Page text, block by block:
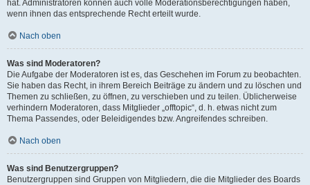
hat. Administratoren können auch volle Moderationsberechtigungen haben,
wenn ihnen das entsprechende Recht erteilt wurde.
Nach oben
Was sind Moderatoren?
Die Aufgabe der Moderatoren ist es, das Geschehen im Forum zu beobachten.
Sie haben das Recht, in ihrem Bereich Beiträge zu ändern und zu löschen und
Themen zu schließen, zu öffnen, zu verschieben und zu teilen. Üblicherweise
verhindern Moderatoren, dass Mitglieder „offtopic“, d. h. etwas nicht zum
Thema Passendes, oder Beleidigendes bzw. Angreifendes schreiben.
Nach oben
Was sind Benutzergruppen?
Benutzergruppen sind Gruppen von Mitgliedern, die die Mitglieder des Boards